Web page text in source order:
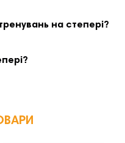
на степері?